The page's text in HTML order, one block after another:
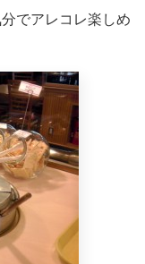
でアレコレ楽しめ